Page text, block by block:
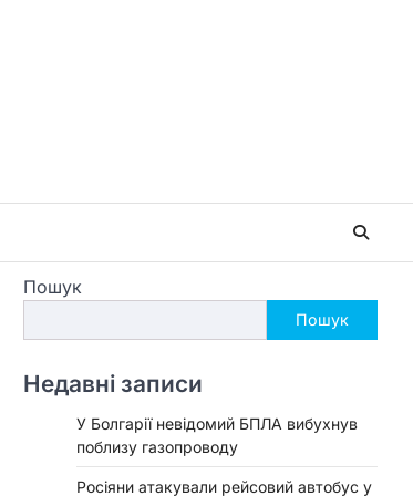
Пошук
Пошук
Недавні записи
У Болгарії невідомий БПЛА вибухнув
поблизу газопроводу
Росіяни атакували рейсовий автобус у